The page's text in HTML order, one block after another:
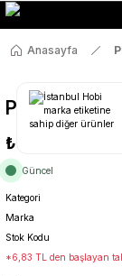
Size Özel
Anasayfa
Pirinç
₺36
Güncel
Kategori
Marka
Stok Kodu
*6,83 TL den başlayan